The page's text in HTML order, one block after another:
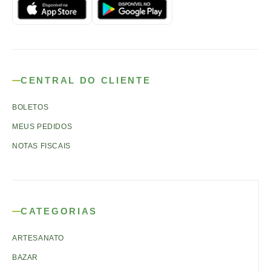
CENTRAL DO CLIENTE
BOLETOS
MEUS PEDIDOS
NOTAS FISCAIS
CATEGORIAS
ARTESANATO
BAZAR